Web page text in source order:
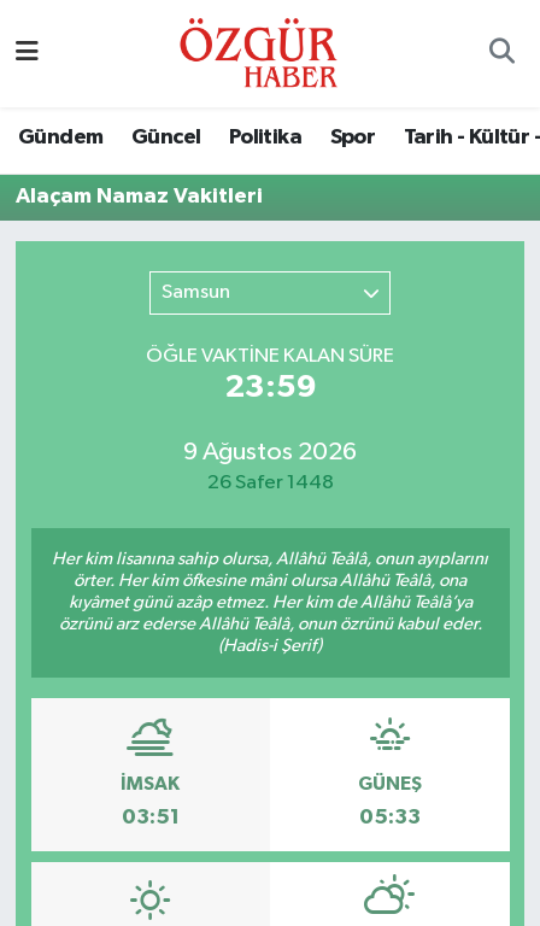
Gündem Güncel Politika Spor Tarih - Kültür
Alaçam Namaz Vakitleri
Samsun
ÖĞLE VAKTİNE KALAN SÜRE
23:59
9 Ağustos 2026
26 Safer 1448
Her kim lisanına sahip olursa, Allâhü Teâlâ, onun ayıplarını
örter. Her kim öfkesine mâni olursa Allâhü Teâlâ, ona
kıyâmet günü azâp etmez. Her kim de Allâhü Teâlâ’ya
özrünü arz ederse Allâhü Teâlâ, onun özrünü kabul eder.
(Hadis-i Şerif)
İMSAK
03:51
GÜNEŞ
05:33
Ekonomi
Sağlık
Nöbetçi Eczaneler
Trafik Durumu
Son Dakika Haberleri